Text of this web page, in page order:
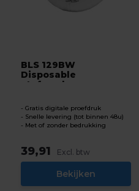
BLS 129BW
Disposable
stofmasker
Gratis digitale proefdruk
Snelle levering (tot binnen 48u)
Met of zonder bedrukking
39,91 Excl. btw
Bekijken